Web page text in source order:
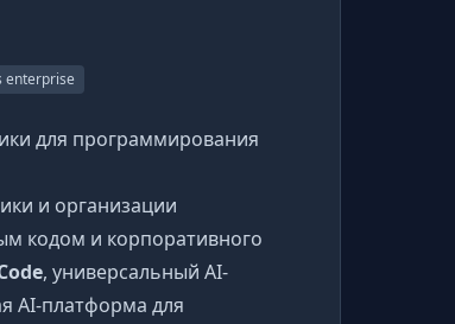
enterprise
для программирования
и организации
кодом и корпоративного
, универсальный AI-
AI-платформа для